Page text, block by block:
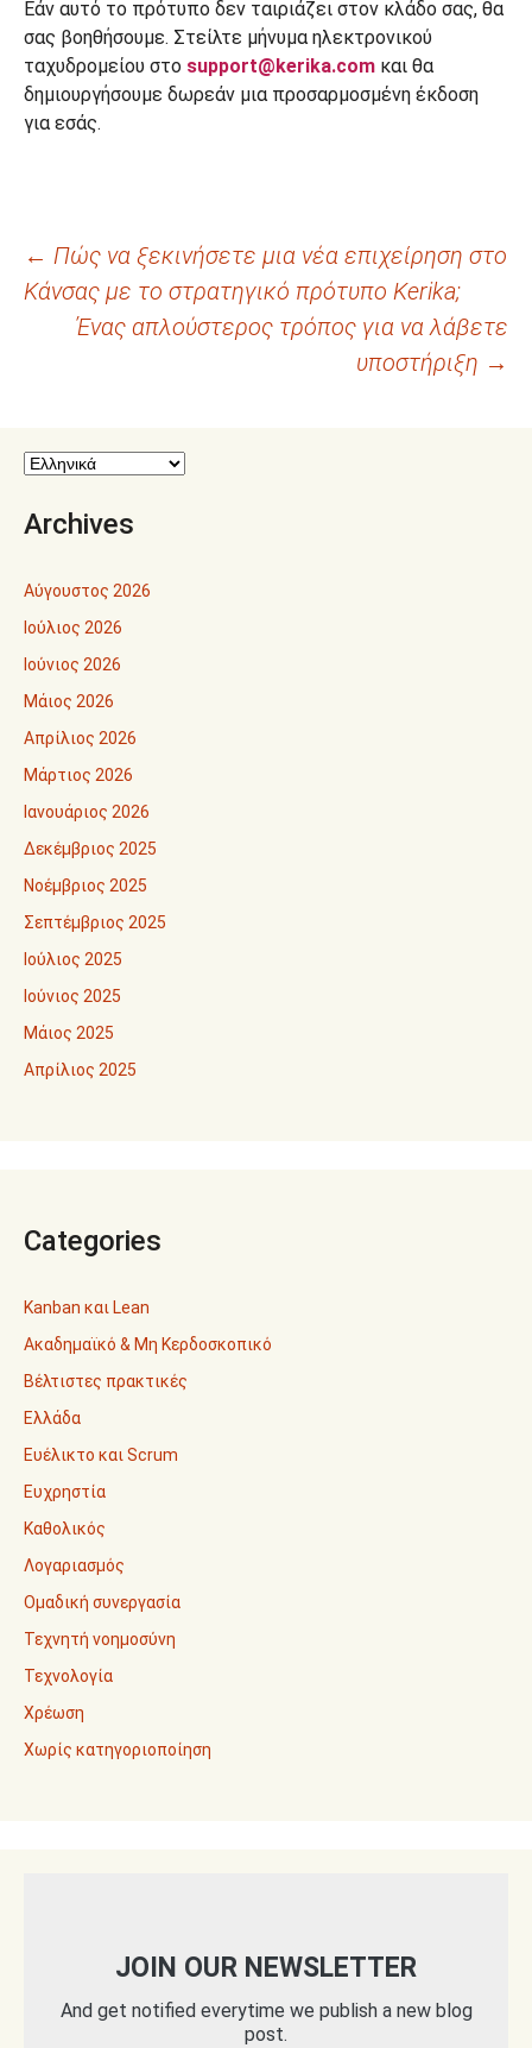
Εάν αυτό το πρότυπο δεν ταιριάζει στον κλάδο σας, θα
σας βοηθήσουμε. Στείλτε μήνυμα ηλεκτρονικού
ταχυδρομείου στο support@kerika.com και θα
δημιουργήσουμε δωρεάν μια προσαρμοσμένη έκδοση
για εσάς.
Πλοήγηση
άρθρων
← Πώς να ξεκινήσετε μια νέα επιχείρηση στο
Κάνσας με το στρατηγικό πρότυπο Kerika;
Ένας απλούστερος τρόπος για να λάβετε
υποστήριξη →
Archives
Αύγουστος 2026
Ιούλιος 2026
Ιούνιος 2026
Μάιος 2026
Απρίλιος 2026
Μάρτιος 2026
Ιανουάριος 2026
Δεκέμβριος 2025
Νοέμβριος 2025
Σεπτέμβριος 2025
Ιούλιος 2025
Ιούνιος 2025
Μάιος 2025
Απρίλιος 2025
Categories
Kanban και Lean
Ακαδημαϊκό & Μη Κερδοσκοπικό
Βέλτιστες πρακτικές
Ελλάδα
Ευέλικτο και Scrum
Ευχρηστία
Καθολικός
Λογαριασμός
Ομαδική συνεργασία
Τεχνητή νοημοσύνη
Τεχνολογία
Χρέωση
Χωρίς κατηγοριοποίηση
JOIN OUR NEWSLETTER
And get notified everytime we publish a new blog
post.